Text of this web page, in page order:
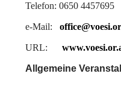
Telefon: 0650 4457695
e-Mail:
URL:
Allgemeine